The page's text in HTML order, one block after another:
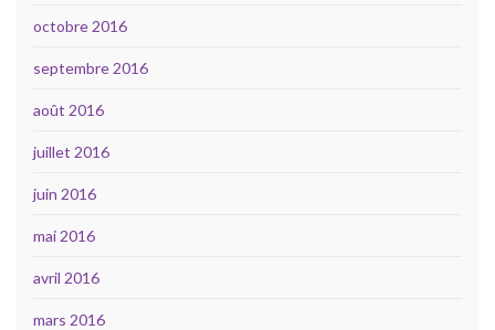
octobre 2016
septembre 2016
août 2016
juillet 2016
juin 2016
mai 2016
avril 2016
mars 2016